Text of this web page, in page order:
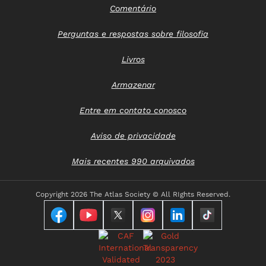
Comentário
Perguntas e respostas sobre filosofia
Livros
Armazenar
Entre em contato conosco
Aviso de privacidade
Mais recentes 990 arquivados
Copyright 2026 The Atlas Society © All RIghts Reserved.